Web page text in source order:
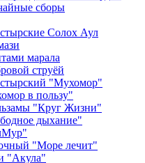
сборы
Солох Аул
марала
струёй
"Мухомор"
в пользу"
"Круг Жизни"
дыхание"
"Море лечит"
"Акула"